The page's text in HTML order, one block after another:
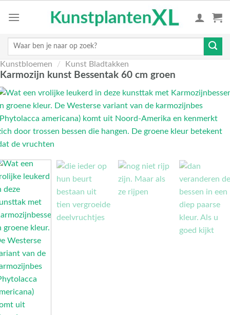
Zoeken
Kunstbloemen / Kunst Bladtakken
Karmozijn kunst Bessentak 60 cm groen